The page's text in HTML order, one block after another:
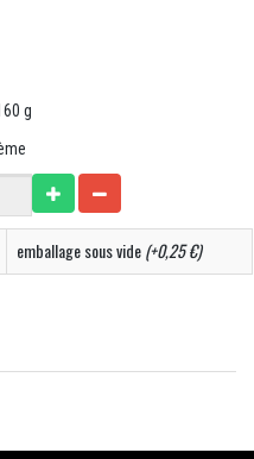
g
emballage sous vide(+0,25 €)